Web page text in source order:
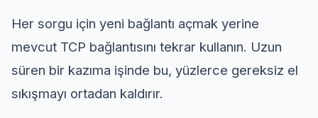
Her sorgu için yeni bağlantı açmak yerine
mevcut TCP bağlantısını tekrar kullanın. Uzun
süren bir kazıma işinde bu, yüzlerce gereksiz el
sıkışmayı ortadan kaldırır.